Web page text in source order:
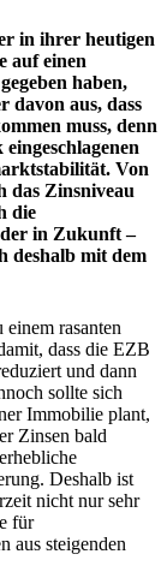
in ihrer heutigen
auf einen
haben,
davon aus, dass
muss, denn
Von
das Zinsniveau
die
in Zukunft –
deshalb mit dem
rasanten
dass die EZB
und dann
sollte sich
Immobilie plant,
Zinsen bald
Deshalb ist
nicht nur sehr
für
aus steigenden